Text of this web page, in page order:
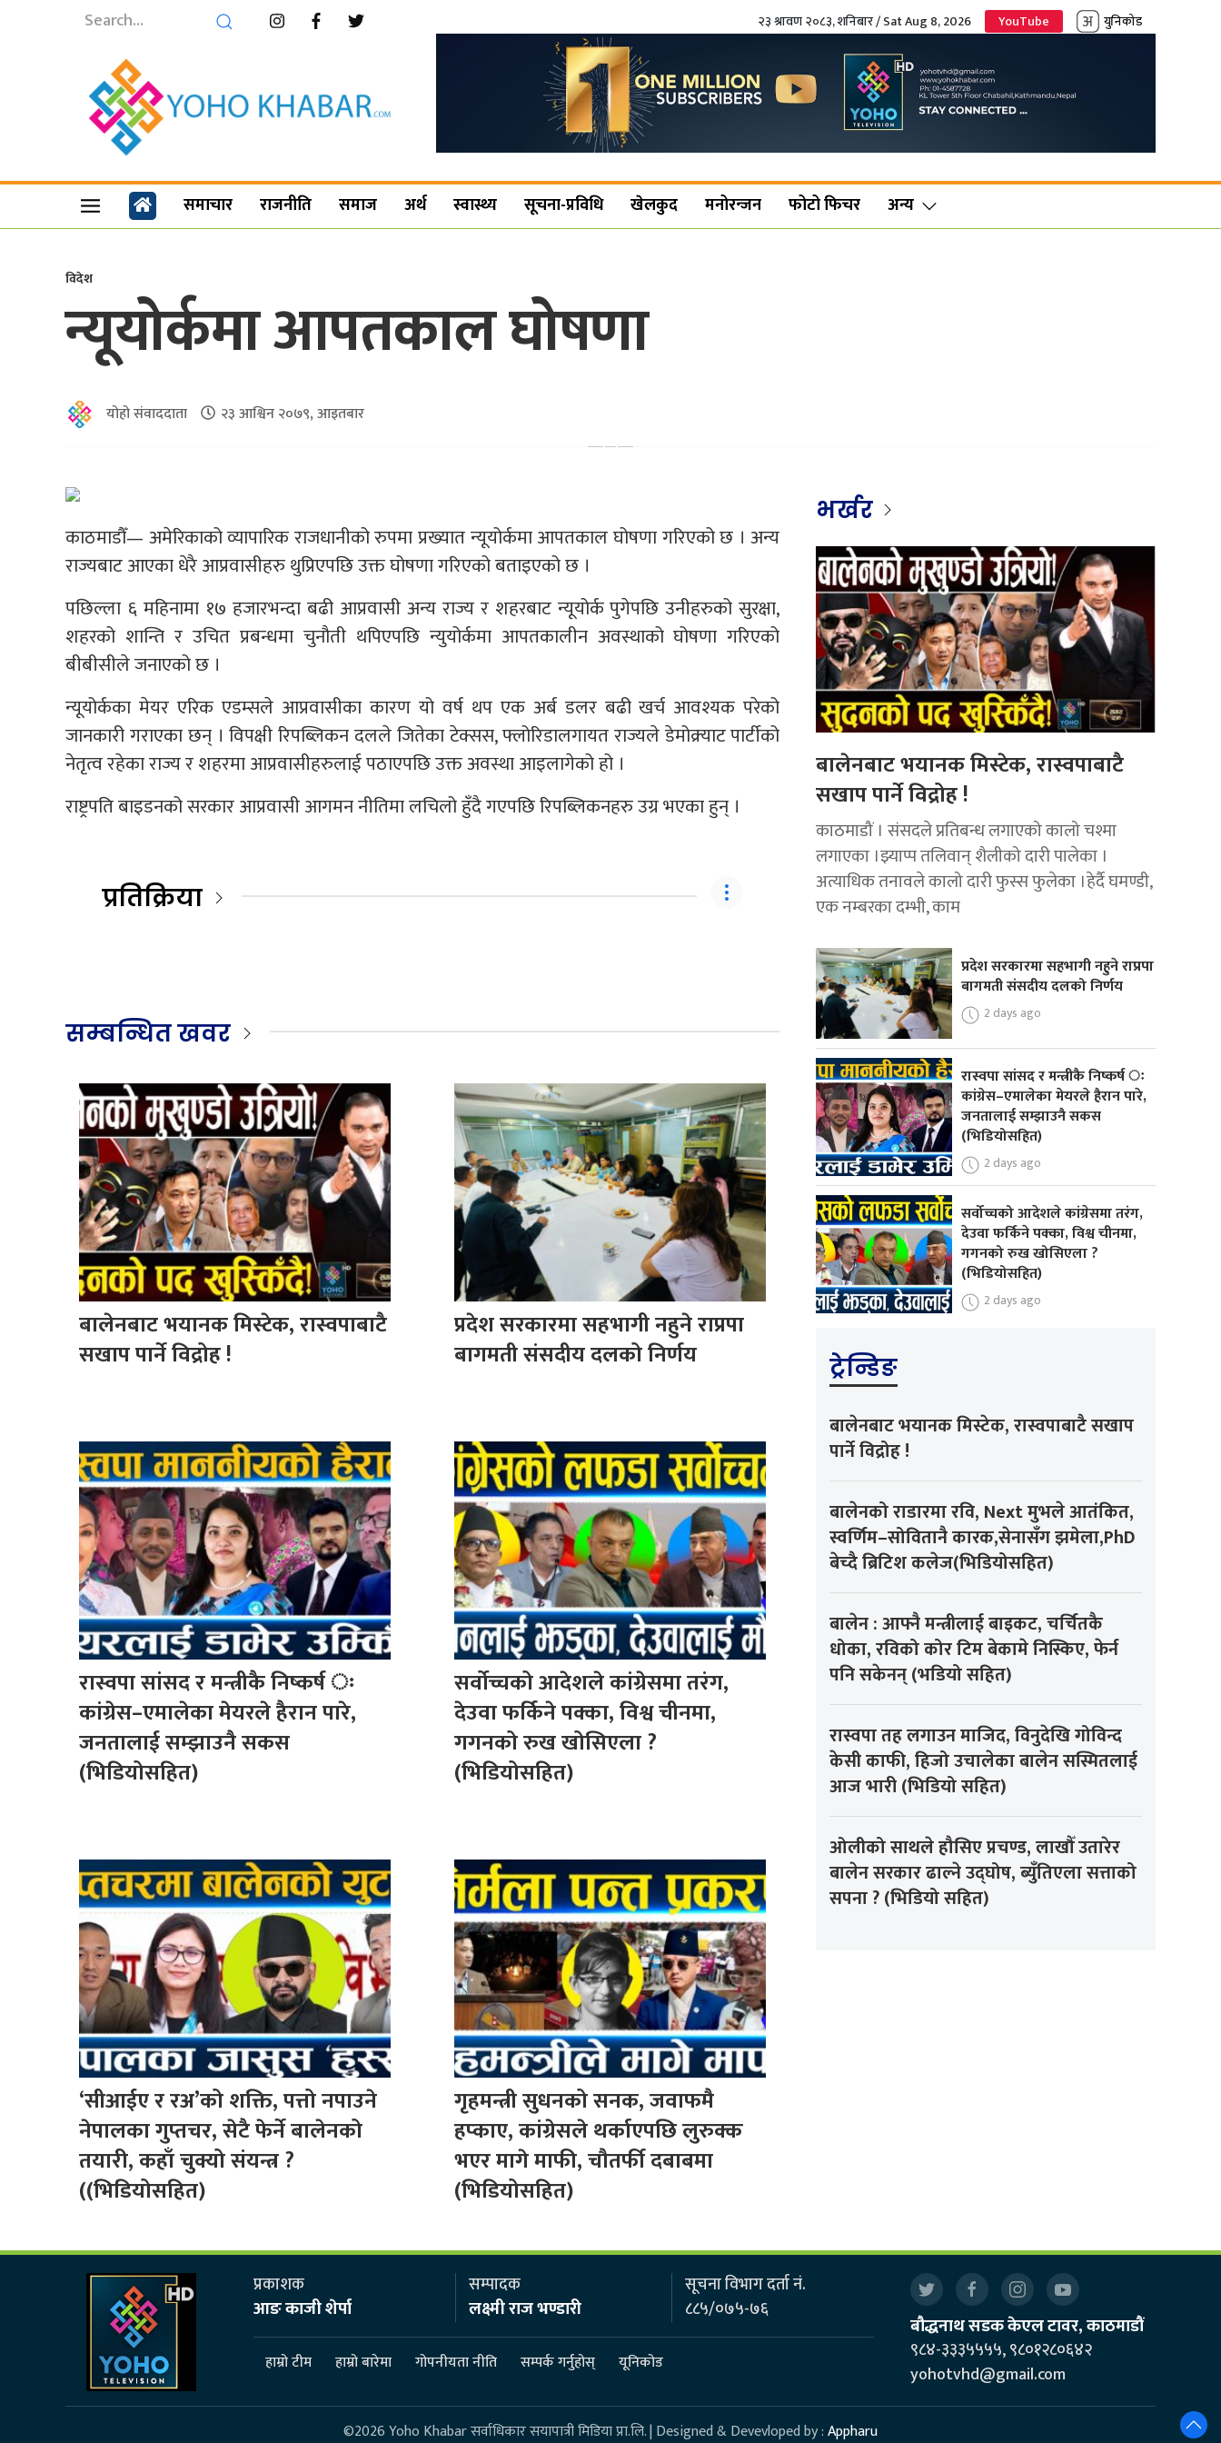
२३ श्रावण २०८३, शनिबार / Sat Aug 8, 2026 YouTube युनिकोड
समाचार राजनीति समाज अर्थ स्वास्थ्य सूचना-प्रविधि खेलकुद मनोरन्जन फोटो फिचर अन्य
विदेश
न्यूयोर्कमा आपतकाल घोषणा
योहो संवाददाता २३ आश्विन २०७९, आइतबार
काठमाडौँ— अमेरिकाको व्यापारिक राजधानीको रुपमा प्रख्यात न्यूयोर्कमा आपतकाल घोषणा गरिएको छ । अन्य
राज्यबाट आएका धेरै आप्रवासीहरु थुप्रिएपछि उक्त घोषणा गरिएको बताइएको छ ।
पछिल्ला ६ महिनामा १७ हजारभन्दा बढी आप्रवासी अन्य राज्य र शहरबाट न्यूयोर्क पुगेपछि उनीहरुको सुरक्षा,
शहरको शान्ति र उचित प्रबन्धमा चुनौती थपिएपछि न्युयोर्कमा आपतकालीन अवस्थाको घोषणा गरिएको
बीबीसीले जनाएको छ ।
न्यूयोर्कका मेयर एरिक एडम्सले आप्रवासीका कारण यो वर्ष थप एक अर्ब डलर बढी खर्च आवश्यक परेको
जानकारी गराएका छन् । विपक्षी रिपब्लिकन दलले जितेका टेक्सस, फ्लोरिडालगायत राज्यले डेमोक्र्याट पार्टीको
नेतृत्व रहेका राज्य र शहरमा आप्रवासीहरुलाई पठाएपछि उक्त अवस्था आइलागेको हो ।
राष्ट्रपति बाइडनको सरकार आप्रवासी आगमन नीतिमा लचिलो हुँदै गएपछि रिपब्लिकनहरु उग्र भएका हुन् ।
प्रतिक्रिया
सम्बन्धित खवर
बालेनबाट भयानक मिस्टेक, रास्वपाबाटै
सखाप पार्ने विद्रोह !
प्रदेश सरकारमा सहभागी नहुने राप्रपा
बागमती संसदीय दलको निर्णय
रास्वपा सांसद र मन्त्रीकै निष्कर्ष ः
कांग्रेस–एमालेका मेयरले हैरान पारे,
जनतालाई सम्झाउनै सकस
(भिडियोसहित)
सर्वोच्चको आदेशले कांग्रेसमा तरंग,
देउवा फर्किने पक्का, विश्व चीनमा,
गगनको रुख खोसिएला ?
(भिडियोसहित)
‘सीआईए र रअ’को शक्ति, पत्तो नपाउने
नेपालका गुप्तचर, सेटै फेर्ने बालेनको
तयारी, कहाँ चुक्यो संयन्त्र ?
((भिडियोसहित)
गृहमन्त्री सुधनको सनक, जवाफमै
हप्काए, कांग्रेसले थर्काएपछि लुरुक्क
भएर मागे माफी, चौतर्फी दबाबमा
(भिडियोसहित)
भर्खर
बालेनबाट भयानक मिस्टेक, रास्वपाबाटै
सखाप पार्ने विद्रोह !
काठमाडौं । संसदले प्रतिबन्ध लगाएको कालो चश्मा
लगाएका ।झ्याप्प तलिवान् शैलीको दारी पालेका ।
अत्याधिक तनावले कालो दारी फुस्स फुलेका ।हेर्दै घमण्डी,
एक नम्बरका दम्भी, काम
प्रदेश सरकारमा सहभागी नहुने राप्रपा
बागमती संसदीय दलको निर्णय
2 days ago
रास्वपा सांसद र मन्त्रीकै निष्कर्ष ः
कांग्रेस–एमालेका मेयरले हैरान पारे,
जनतालाई सम्झाउनै सकस
(भिडियोसहित)
2 days ago
सर्वोच्चको आदेशले कांग्रेसमा तरंग,
देउवा फर्किने पक्का, विश्व चीनमा,
गगनको रुख खोसिएला ?
(भिडियोसहित)
2 days ago
ट्रेन्डिङ
बालेनबाट भयानक मिस्टेक, रास्वपाबाटै सखाप
पार्ने विद्रोह !
बालेनको राडारमा रवि, Next मुभले आतंकित,
स्वर्णिम–सोवितानै कारक,सेनासँग झमेला,PhD
बेच्दै ब्रिटिश कलेज(भिडियोसहित)
बालेन : आफ्नै मन्त्रीलाई बाइकट, चर्चितकै
धोका, रविको कोर टिम बेकामे निस्किए, फेर्न
पनि सकेनन् (भडियो सहित)
रास्वपा तह लगाउन माजिद, विनुदेखि गोविन्द
केसी काफी, हिजो उचालेका बालेन सस्मितलाई
आज भारी (भिडियो सहित)
ओलीको साथले हौसिए प्रचण्ड, लाखौँ उतारेर
बालेन सरकार ढाल्ने उद्घोष, ब्युँतिएला सत्ताको
सपना ? (भिडियो सहित)
प्रकाशक
आङ काजी शेर्पा
सम्पादक
लक्ष्मी राज भण्डारी
सूचना विभाग दर्ता नं.
८८५/०७५-७६
हाम्रो टीम हाम्रो बारेमा गोपनीयता नीति सम्पर्क गर्नुहोस् यूनिकोड
बौद्धनाथ सडक केएल टावर, काठमाडौं
९८४-३३३५५५५, ९८०१२८०६४२
yohotvhd@gmail.com
©2026 Yoho Khabar सर्वाधिकार सयापात्री मिडिया प्रा.लि. | Designed & Devevloped by :Appharu